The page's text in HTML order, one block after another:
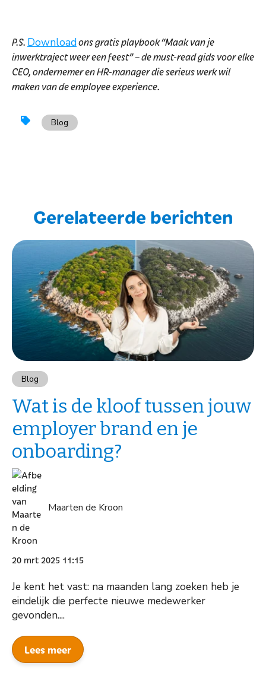
P.S. Downloadons gratis playbook “Maak van je
inwerktraject weer een feest” –de must-read gids voor elke
CEO, ondernemer en HR-manager die serieus werk wil
maken van de employee experience.
Blog
Gerelateerde berichten
Blog
Wat is de kloof tussen jouw
employer brand en je
onboarding?
Maarten de Kroon
20 mrt 2025 11:15
Je kent het vast: na maanden lang zoeken heb je
eindelijk die perfecte nieuwe medewerker
gevonden....
Lees meer